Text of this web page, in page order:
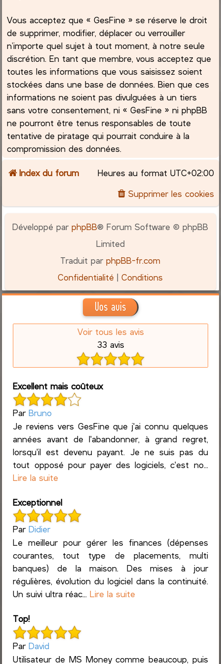
Vous acceptez que « GesFine » se réserve le droit
de supprimer, modifier, déplacer ou verrouiller
n’importe quel sujet à tout moment, à notre seule
discrétion. En tant que membre, vous acceptez que
toutes les informations que vous saisissez soient
stockées dans une base de données. Bien que ces
informations ne soient pas divulguées à un tiers
sans votre consentement, ni « GesFine » ni phpBB
ne pourront être tenus responsables de toute
tentative de piratage qui pourrait conduire à la
compromission des données.
Index du forum Heures au format UTC+02:00
Supprimer les cookies
Développé parphpBB® Forum Software © phpBB
Limited
Traduit parphpBB-fr.com
Confidentialité |Conditions
Vos avis
Voir tous les avis
33 avis
Excellent mais coûteux
ParBruno
Je reviens vers GesFine que j'ai connu quelques
années avant de l'abandonner, à grand regret,
lorsqu'il est devenu payant. Je ne suis pas du
tout opposé pour payer des logiciels, c'est no...
Lire la suite
Exceptionnel
ParDidier
Le meilleur pour gérer les finances (dépenses
courantes, tout type de placements, multi
banques) de la maison. Des mises à jour
régulières, évolution du logiciel dans la continuité.
Un suivi ultra réac...Lire la suite
Top!
ParDavid
Utilisateur de MS Money comme beaucoup, puis